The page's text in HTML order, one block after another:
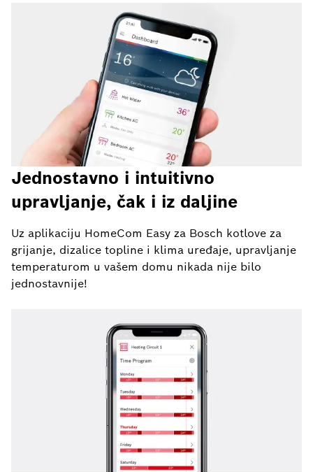
Jednostavno i intuitivno
upravljanje, čak i iz daljine
Uz aplikaciju HomeCom Easy za Bosch kotlove za
grijanje, dizalice topline i klima uređaje, upravljanje
temperaturom u vašem domu nikada nije bilo
jednostavnije!